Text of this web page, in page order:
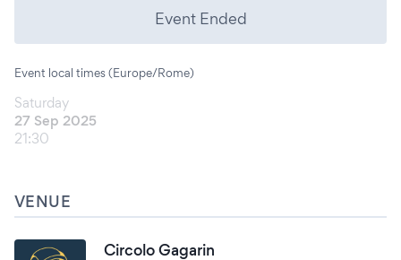
Event Ended
Event local times (Europe/Rome)
Saturday
27 Sep 2025
21:30
VENUE
Circolo Gagarin